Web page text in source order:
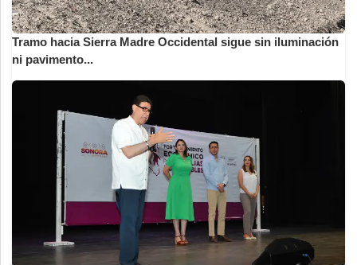
Tramo hacia Sierra Madre Occidental sigue sin iluminación
ni pavimento...